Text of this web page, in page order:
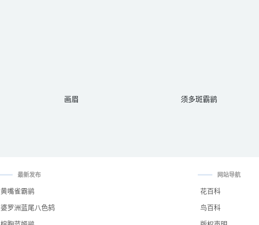
画眉 须多斑霸鹟
最新发布
黄嘴雀霸鹟
婆罗洲蓝尾八色鸫
网站导航
花百科
鸟百科